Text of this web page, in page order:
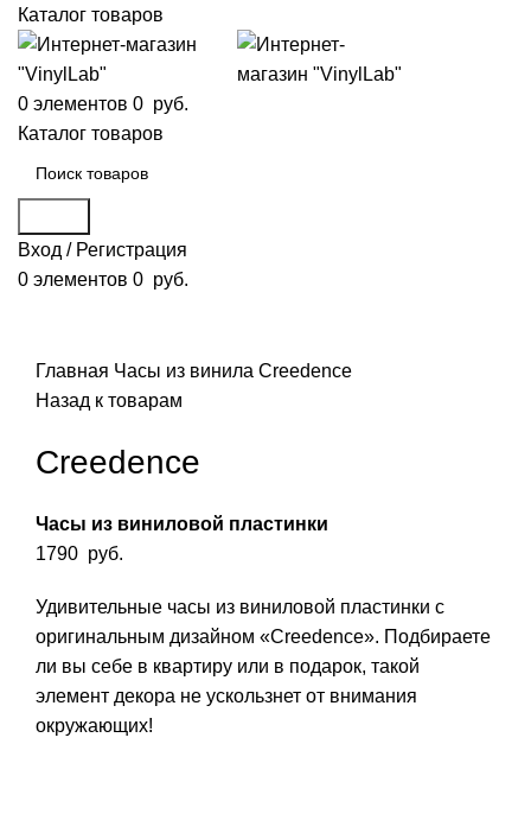
Каталог товаров
0 элементов 0 руб.
Каталог товаров
Вход / Регистрация
0 элементов 0 руб.
Главная Часы из винила Creedence
Назад к товарам
Creedence
Часы из виниловой пластинки
1790 руб.
Удивительные часы из виниловой пластинки с
оригинальным дизайном «Creedence». Подбираете
ли вы себе в квартиру или в подарок, такой
элемент декора не ускользнет от внимания
окружающих!